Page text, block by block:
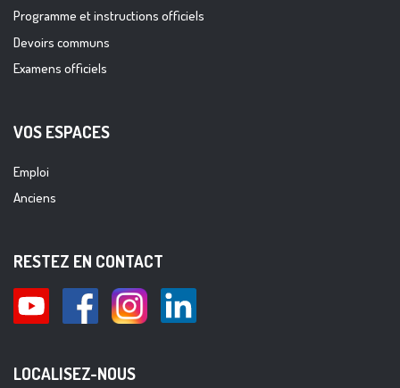
Programme et instructions officiels
Devoirs communs
Examens officiels
VOS ESPACES
Emploi
Anciens
RESTEZ EN CONTACT
LOCALISEZ-NOUS